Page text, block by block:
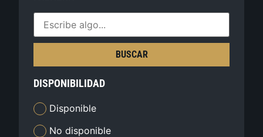
BUSCAR
DISPONIBILIDAD
Disponible
No disponible